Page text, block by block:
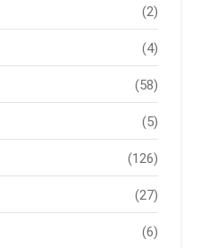
(2)
(4)
(58)
(5)
(126)
(27)
(6)